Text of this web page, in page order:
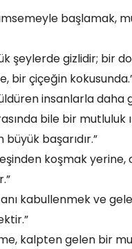
başlamak,
şeylerde gizlidir; bir
bir çiçeğin
insanlarla daha
bile bir mutluluk
başarıdır.”
koşmak yerine,
kabullenmek ve
kalpten gelen bir